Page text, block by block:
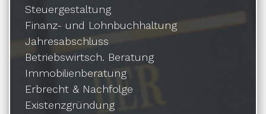
Steuergestaltung
Finanz- und Lohnbuchhaltung
Jahresabschluss
Betriebswirtsch. Beratung
Immobilienberatung
Erbrecht & Nachfolge
Existenzgründung